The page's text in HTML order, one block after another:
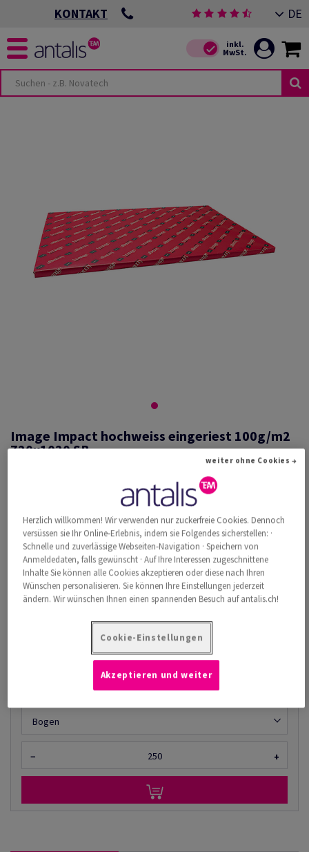
KONTAKT DE
Image Impact hochweiss eingeriest 100g/m2
720x1020 SB
Image, Impact, hochweiss, holzfrei ECF, 100g/m2, 720mm x 1020mm,
SB, Paket zu 250 Bogen/Blatt, FSC Mix Credit
Weitere Produktinformationen
Produkt weiterempfehlen
Katalogpreis inkl. MwSt.
LIEFERBAR AB 10/08/2026
Bogen
− +
Herzlich willkommen! Wir verwenden nur zuckerfreie Cookies. Dennoch
versüssen sie Ihr Online-Erlebnis, indem sie Folgendes sicherstellen: ·
Schnelle und zuverlässige Webseiten-Navigation · Speichern von
Anmeldedaten, falls gewünscht · Auf Ihre Interessen zugeschnittene
Inhalte Sie können alle Cookies akzeptieren oder diese nach Ihren
Wünschen personalisieren. Sie können Ihre Einstellungen jederzeit
ändern. Wir wünschen Ihnen einen spannenden Besuch auf antalis.ch!
Cookie-Einstellungen
weiter ohne Cookies →
Akzeptieren und weiter